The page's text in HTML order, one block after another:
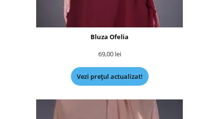
Bluza Ofelia
69,00 lei
Vezi prețul actualizat!